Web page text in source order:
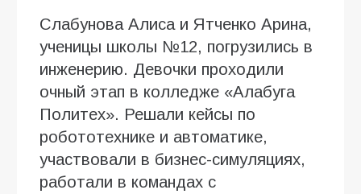
Слабунова Алиса и Ятченко Арина,
ученицы школы №12, погрузились в
инженерию. Девочки проходили
очный этап в колледже «Алабуга
Политех». Решали кейсы по
робототехнике и автоматике,
участвовали в бизнес-симуляциях,
работали в командах с